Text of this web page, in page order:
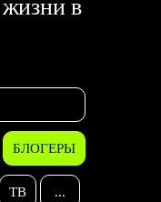
в
БЛОГЕРЫ
ТВ ...